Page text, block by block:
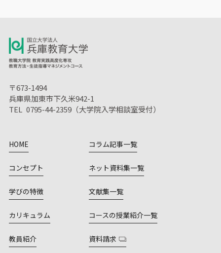
〒673-1494
兵庫県加東市下久米942-1
TEL 0795-44-2359（大学院入学相談室受付）
HOME
コンセプト
学びの特徴
カリキュラム
教員紹介
コラム記事一覧
ネット資料集一覧
文献集一覧
コースの授業紹介一覧
資料請求